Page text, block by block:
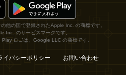
他の国で登録されたApple Inc. の商標です。
Inc. のサービスマークです。
ロゴは、Google LLC の商標です。
イバシーポリシー お問い合わせ